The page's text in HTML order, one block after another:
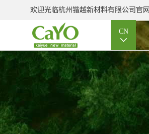
欢迎光临杭州锴越新材料有限公司官网
CN